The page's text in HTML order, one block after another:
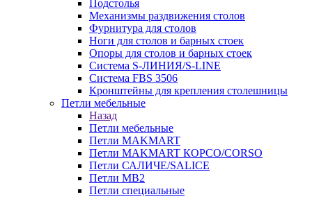
Подстолья
Механизмы раздвижения столов
Фурнитура для столов
Ноги для столов и барных стоек
Опоры для столов и барных стоек
Система S-ЛИНИЯ/S-LINE
Система FBS 3506
Кронштейны для крепления столешницы
Петли мебельные
Назад
Петли мебельные
Петли MAKMART
Петли MAKMART КОРСО/CORSO
Петли САЛИЧЕ/SALICE
Петли MB2
Петли специальные